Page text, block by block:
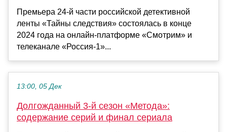
Премьера 24-й части российской детективной
ленты «Тайны следствия» состоялась в конце
2024 года на онлайн-платформе «Смотрим» и
телеканале «Россия-1»...
13:00, 05 Дек
Долгожданный 3-й сезон «Метода»:
содержание серий и финал сериала